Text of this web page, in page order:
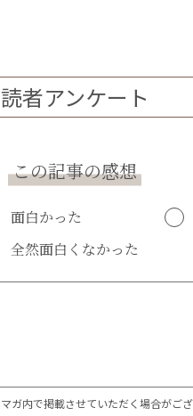
読者アンケート
この記事の感想
面白かった
全然面白くなかった
ガ内で掲載させていただく場合がござ